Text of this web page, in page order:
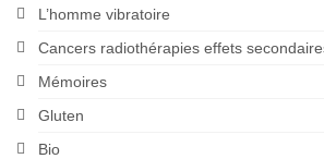
L’homme vibratoire
Cancers radiothérapies effets
Mémoires
Gluten
Bio